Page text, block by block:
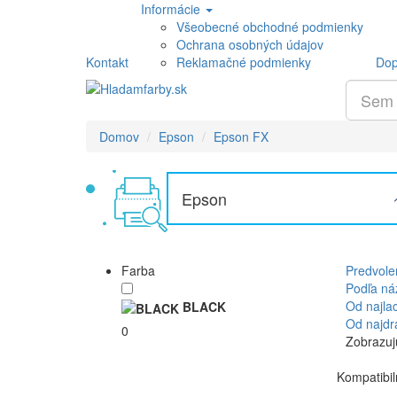
Kontakt
Informácie
Všeobecné obchodné podmienky
Ochrana osobných údajov
Reklamačné podmienky
Domov Epson Epson FX
Epson
Farba
BLACK
0
Podľa
Od
Od